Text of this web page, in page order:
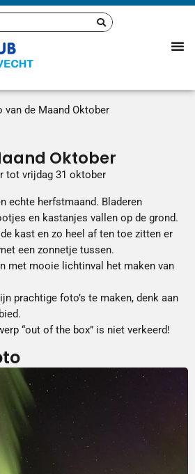
van de Maand Oktober
Oktober
tot vrijdag 31 oktober
echte herfstmaand. Bladeren
en kastanjes vallen op de grond.
kast en zo heel af ten toe zitten er
een zonnetje tussen.
met mooie lichtinval het maken van
prachtige foto’s te maken, denk aan
“out of the box” is niet verkeerd!